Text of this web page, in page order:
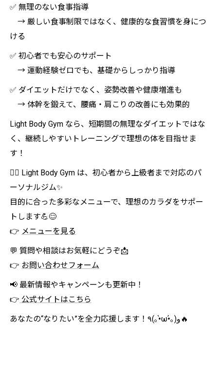
✅ 無理のない食事指導
→ 厳しい食事制限ではなく、健康的な食習慣を身につ
ける
✅ 初心者でも安心のサポート
→ 運動経験ゼロでも、基礎からしっかり指導
✅ ダイエットだけでなく、姿勢改善や健康増進も
→ 体幹を鍛えて、腰痛・肩こりの改善にも効果的
Light Body Gym なら、短期間の無理なダイエットではな
く、継続しやすいトレーニングで理想の体を目指せま
す！
🏋️‍♀️ Light Body Gym は、初心者から上級者まで対応のパ
ーソナルジム✨
目的に合った多彩なメニューで、理想のカラダをサポー
トします💪😊
👉 メニューを見る
💬 質問や相談はお気軽にどうぞ📩
👉 お問い合わせフォーム
📢 最新情報やキャンペーンも更新中！
👉 公式サイトはこちら
あなたの“なりたい”を全力応援します！٩(｡•̀ω•́｡)و🔥